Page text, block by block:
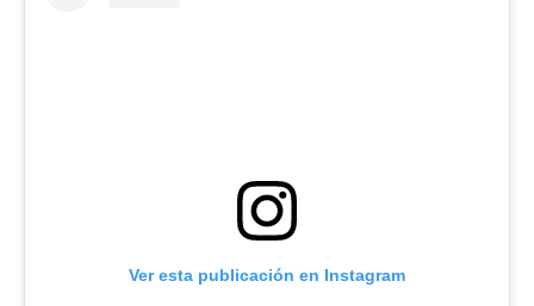
Ver esta publicación en Instagram